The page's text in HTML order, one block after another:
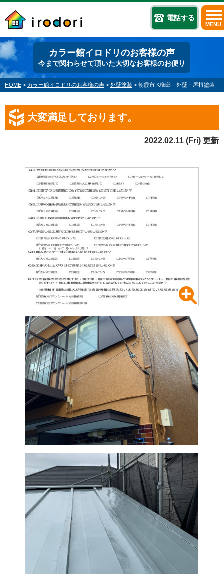
電話する
MENU
カラー館イロドリのお客様の声
今まで関わらせて頂いた大切なお客様のお便り
HOME > カラー館イロドリのお客様の声 > 外壁塗装 > 朝霞市 K様邸 外壁・屋根塗装
大変満足しております。
2022.02.11 (Fri) 更新